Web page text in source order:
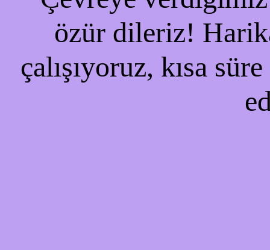
özür dileriz!
çalışıyoruz, kısa